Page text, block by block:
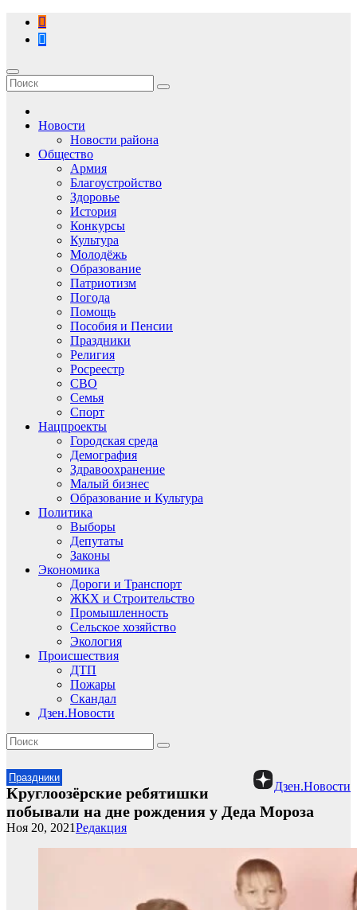
Перейти
содержимому
Новости
Новости района
Общество
Армия
Благоустройство
Здоровье
История
Конкурсы
Культура
Молодёжь
Образование
Патриотизм
Погода
Помощь
Пособия и Пенсии
Праздники
Религия
Росреестр
СВО
Семья
Спорт
Нацпроекты
Городская среда
Демография
Здравоохранение
Малый бизнес
Образование и Культура
Политика
Выборы
Депутаты
Законы
Экономика
Дороги и Транспорт
ЖКХ и Строительство
Промышленность
Сельское хозяйство
Экология
Происшествия
ДТП
Пожары
Скандал
Дзен.Новости
Праздники
Дзен.Новости
Круглоозёрские ребятишки
побывали на дне рождения у Деда Мороза
Редакция
Ноя 20, 2021